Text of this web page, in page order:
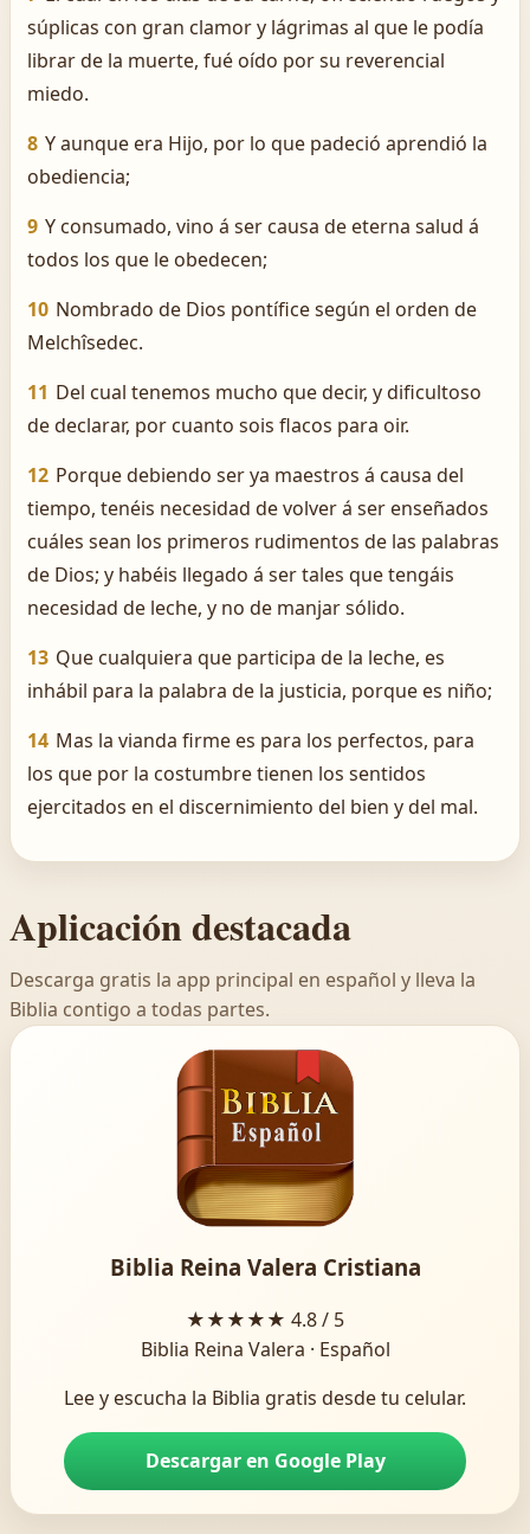
súplicas con gran clamor y lágrimas al que le podía
librar de la muerte, fué oído por su reverencial
miedo.
8 Y aunque era Hijo, por lo que padeció aprendió la
obediencia;
9 Y consumado, vino á ser causa de eterna salud á
todos los que le obedecen;
10 Nombrado de Dios pontífice según el orden de
Melchîsedec.
11 Del cual tenemos mucho que decir, y dificultoso
de declarar, por cuanto sois flacos para oir.
12 Porque debiendo ser ya maestros á causa del
tiempo, tenéis necesidad de volver á ser enseñados
cuáles sean los primeros rudimentos de las palabras
de Dios; y habéis llegado á ser tales que tengáis
necesidad de leche, y no de manjar sólido.
13 Que cualquiera que participa de la leche, es
inhábil para la palabra de la justicia, porque es niño;
14 Mas la vianda firme es para los perfectos, para
los que por la costumbre tienen los sentidos
ejercitados en el discernimiento del bien y del mal.
Aplicación destacada
Descarga gratis la app principal en español y lleva la
Biblia contigo a todas partes.
Biblia Reina Valera Cristiana
★★★★★ 4.8 / 5
Biblia Reina Valera · Español
Lee y escucha la Biblia gratis desde tu celular.
Descargar en Google Play